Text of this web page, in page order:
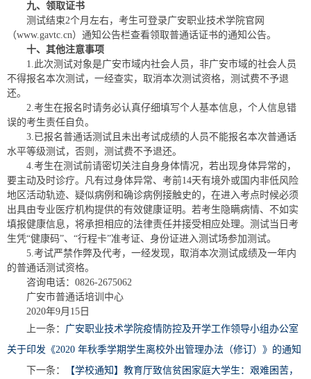
九、领取证书
测试结束2个月左右，考生可登录广安职业技术学院官网
（www.gavtc.cn）通知公告栏查看领取普通话证书的通知公告。
十、其他注意事项
1.此次测试对象是广安市域内社会人员，非广安市域的社会人员
不得报名本次测试，一经查实，取消本次测试资格，测试费不予退
还。
2.考生在报名时请务必认真仔细填写个人基本信息，个人信息错
误的考生责任自负。
3.已报名普通话测试且未出考试成绩的人员不能报名本次普通话
水平等级测试，否则，测试费不予退还。
4.考生在测试前请密切关注自身身体情况，若出现身体异常的，
要主动及时诊疗。凡有过身体异常、考前14天有境外或国内非低风险
地区活动轨迹、疑似病例和确诊病例接触史的，在进入考点时候必须
出具由专业医疗机构提供的有效健康证明。若考生隐瞒病情、不如实
填报健康信息，将承担相应的法律责任并接受相应处理。测试当日考
生凭“健康码”、“行程卡”准考证、身份证进入测试场参加测试。
5.考试严禁作弊及代考，一经发现，取消本次测试成绩及一年内
的普通话测试资格。
咨询电话：0826-2675062
广安市普通话培训中心
2020年9月15日
上一条： 广安职业技术学院疫情防控及开学工作领导小组办公室
关于印发《2020 年秋季学期学生离校外出管理办法（修订）》的通知
下一条：
【学校通知】教育厅致信贫困家庭大学生：艰难困苦，